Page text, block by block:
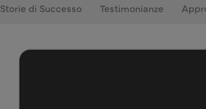
Storie di Successo Testimonianze